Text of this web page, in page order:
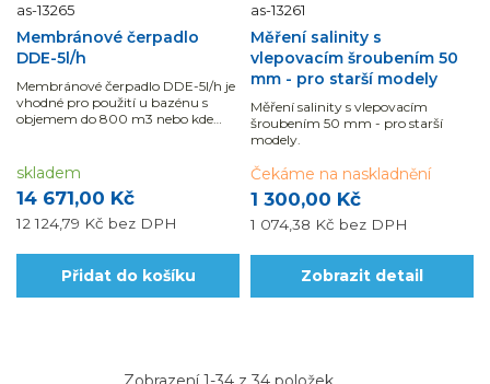
as-13265
Membránové čerpadlo
DDE-5l/h
Membránové čerpadlo DDE-5l/h je
vhodné pro použití u bazénu s
objemem do 800 m3 nebo kde
14 671,00 Kč
12 124,79 Kč bez DPH
skladem
Přidat do košíku
as-13261
Měření salinity s
vlepovacím šroubením 50
mm - pro starší modely
Měření salinity s vlepovacím
šroubením 50 mm - pro starší
modely.
1 300,00 Kč
1 074,38 Kč bez DPH
Čekáme na naskladnění
Zobrazit detail